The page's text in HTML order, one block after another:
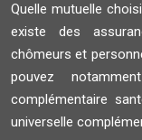
Quelle mutuelle
existe des
chômeurs et
pouvez
complémentaire
universelle